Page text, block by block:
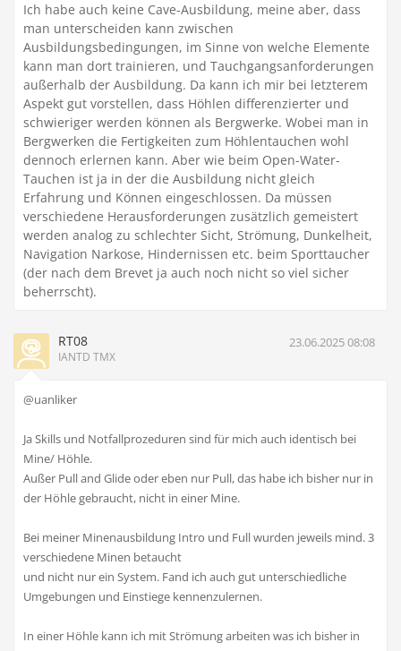
Ich habe auch keine Cave-Ausbildung, meine aber, dass
man unterscheiden kann zwischen
Ausbildungsbedingungen, im Sinne von welche Elemente
kann man dort trainieren, und Tauchgangsanforderungen
außerhalb der Ausbildung. Da kann ich mir bei letzterem
Aspekt gut vorstellen, dass Höhlen differenzierter und
schwieriger werden können als Bergwerke. Wobei man in
Bergwerken die Fertigkeiten zum Höhlentauchen wohl
dennoch erlernen kann. Aber wie beim Open-Water-
Tauchen ist ja in der die Ausbildung nicht gleich
Erfahrung und Können eingeschlossen. Da müssen
verschiedene Herausforderungen zusätzlich gemeistert
werden analog zu schlechter Sicht, Strömung, Dunkelheit,
Navigation Narkose, Hindernissen etc. beim Sporttaucher
(der nach dem Brevet ja auch noch nicht so viel sicher
beherrscht).
RT08
IANTD TMX
23.06.2025 08:08
@uanliker
Ja Skills und Notfallprozeduren sind für mich auch identisch bei
Mine/ Höhle.
Außer Pull and Glide oder eben nur Pull, das habe ich bisher nur in
der Höhle gebraucht, nicht in einer Mine.
Bei meiner Minenausbildung Intro und Full wurden jeweils mind. 3
verschiedene Minen betaucht
und nicht nur ein System. Fand ich auch gut unterschiedliche
Umgebungen und Einstiege kennenzulernen.
In einer Höhle kann ich mit Strömung arbeiten was ich bisher in